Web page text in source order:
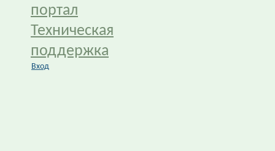
портал
Техническая
поддержка
Вход